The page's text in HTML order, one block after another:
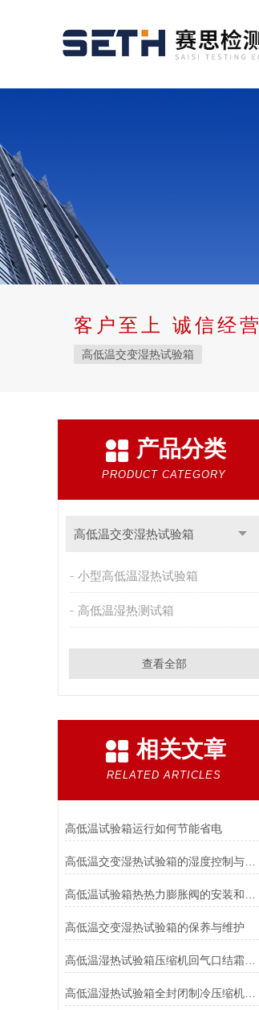
客户至上 诚信经营
高低温交变湿热试验箱
产品分类
PRODUCT CATEGORY
高低温交变湿热试验箱
小型高低温湿热试验箱
高低温湿热测试箱
查看全部
相关文章
RELATED ARTICLES
高低温试验箱运行如何节能省电
高低温交变湿热试验箱的湿度控制与排水系统维护技巧
高低温交变湿热试验箱的保养与维护
高低温湿热试验箱压缩机回气口结霜的原因都在这里了！
高低温湿热试验箱全封闭制冷压缩机常见故障原因分析